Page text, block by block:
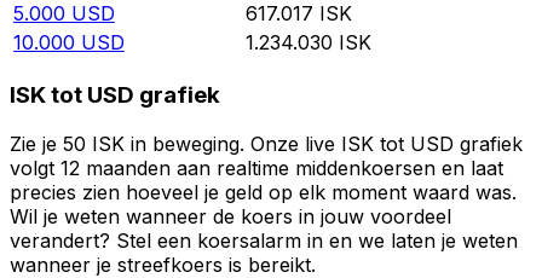
5.000 USD 617.017 ISK
10.000 USD 1.234.030 ISK
ISK tot USD grafiek
Zie je 50 ISK in beweging. Onze live ISK tot USD grafiek
volgt 12 maanden aan realtime middenkoersen en laat
precies zien hoeveel je geld op elk moment waard was.
Wil je weten wanneer de koers in jouw voordeel
verandert? Stel een koersalarm in en we laten je weten
wanneer je streefkoers is bereikt.